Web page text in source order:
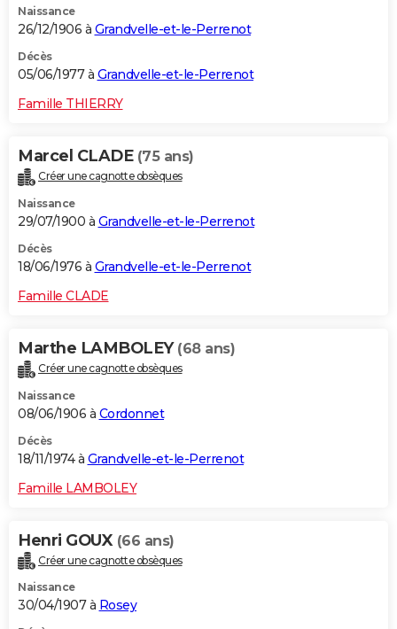
Naissance
26/12/1906 à Grandvelle-et-le-Perrenot
Décès
05/06/1977 à Grandvelle-et-le-Perrenot
Famille THIERRY
Marcel CLADE (75 ans)
Créer une cagnotte obsèques
Naissance
29/07/1900 à Grandvelle-et-le-Perrenot
Décès
18/06/1976 à Grandvelle-et-le-Perrenot
Famille CLADE
Marthe LAMBOLEY (68 ans)
Créer une cagnotte obsèques
Naissance
08/06/1906 à Cordonnet
Décès
18/11/1974 à Grandvelle-et-le-Perrenot
Famille LAMBOLEY
Henri GOUX (66 ans)
Créer une cagnotte obsèques
Naissance
30/04/1907 à Rosey